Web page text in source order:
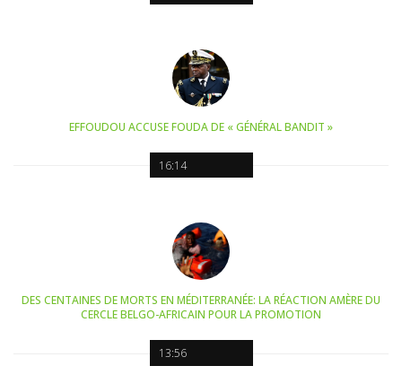
16:14
EFFOUDOU ACCUSE FOUDA DE « GÉNÉRAL BANDIT »
13:56
DES CENTAINES DE MORTS EN MÉDITERRANÉE: LA RÉACTION AMÈRE DU
CERCLE BELGO-AFRICAIN POUR LA PROMOTION